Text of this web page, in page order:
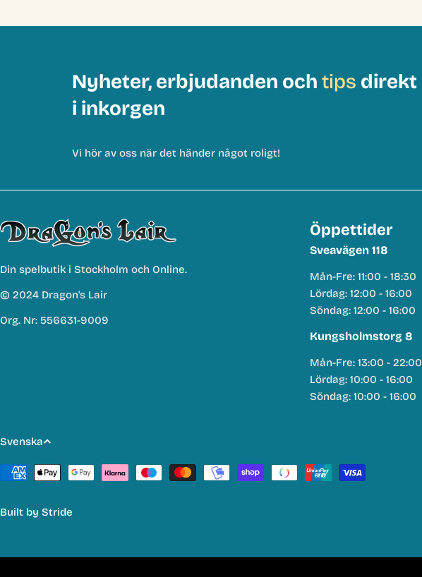
Nyheter, erbjudanden och tips direkt
i inkorgen
Vi hör av oss när det händer något roligt!
Din spelbutik i Stockholm och Online.
© 2024 Dragon's Lair
Org. Nr: 556631-9009
Öppettider
Sveavägen 118
Mån-Fre: 11:00 - 18:30
Lördag: 12:00 - 16:00
Söndag: 12:00 - 16:00
Kungsholmstorg 8
Mån-Fre: 13:00 - 22:00
Lördag: 10:00 - 16:00
Söndag: 10:00 - 16:00
S
p
r
k
Svenska
Betalmetoder
Built by Stride